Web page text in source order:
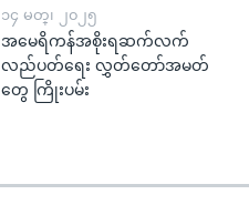
၁၄ မတ္၊ ၂၀၂၅
အမေရိကန်အစိုးရဆက်လက်
လည်ပတ်ရေး လွှတ်တော်အမတ်
တွေ ကြိုးပမ်း